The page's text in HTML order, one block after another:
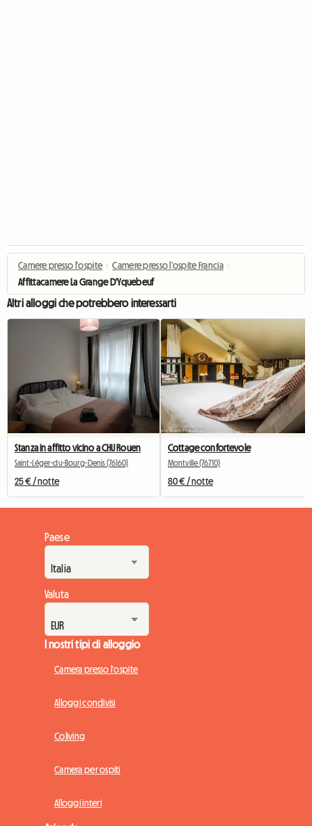
Camere presso l'ospite › Camere presso l'ospite Francia ›
Affittacamere La Grange D'Yquebeuf
Altri alloggi che potrebbero interessarti
Stanza in affitto vicino a CHU Rouen
Saint-Léger-du-Bourg-Denis (76160)
25 € / notte
Cottage confortevole
Montville (76710)
80 € / notte
Paese
Valuta
I nostri tipi di alloggio
Camera presso l'ospite
Alloggi condivisi
Coliving
Camera per ospiti
Alloggi interi